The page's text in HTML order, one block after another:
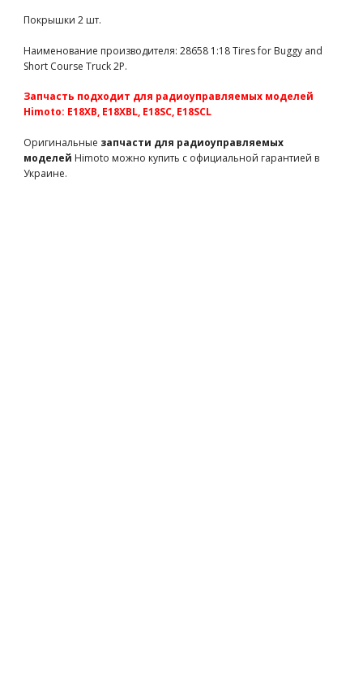
белые 2шт (L-T3186SWKF)
L-T3186SWKF 750 грн
Orange 4p
TM503390 820 грн есть в наличии
Team Magic E6-3 Mounted Tire 7.1" Size - New 5 spokes wheel
2p
TM505252BK
Покрышки 2 шт.
Наименование производителя: 28658 1:18 Tires for Buggy and
Short Course Truck 2P.
Запчасть подходит для радиоуправляемых моделей
Himoto: E18XB, E18XBL, E18SC, E18SCL
Оригинальные запчасти для радиоуправляемых
моделей Himoto можно купить с официальной гарантией в
Украине.